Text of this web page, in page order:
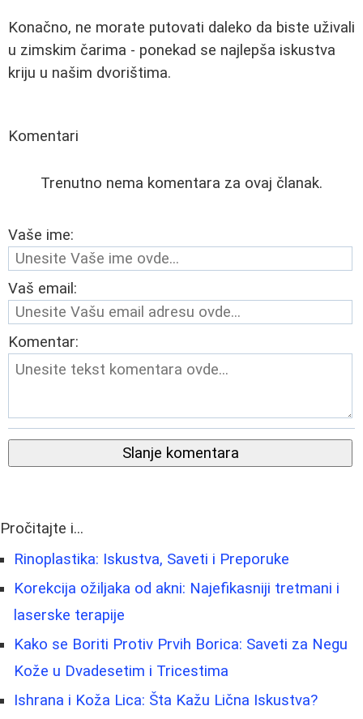
Konačno, ne morate putovati daleko da biste uživali
u zimskim čarima - ponekad se najlepša iskustva
kriju u našim dvorištima.
Komentari
Trenutno nema komentara za ovaj članak.
Vaše ime:
Vaš email:
Komentar:
Slanje komentara
Pročitajte i...
Rinoplastika: Iskustva, Saveti i Preporuke
Korekcija ožiljaka od akni: Najefikasniji tretmani i
laserske terapije
Kako se Boriti Protiv Prvih Borica: Saveti za Negu
Kože u Dvadesetim i Tricestima
Ishrana i Koža Lica: Šta Kažu Lična Iskustva?